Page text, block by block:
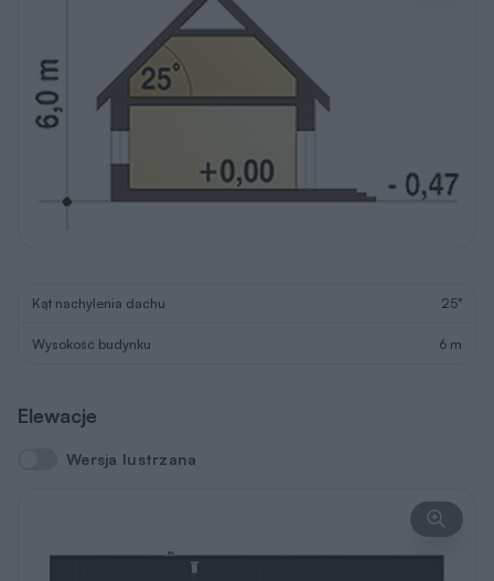
Kąt nachylenia dachu 25°
Wysokość budynku 6 m
Elewacje
Wersja lustrzana
Wersja lustrzana